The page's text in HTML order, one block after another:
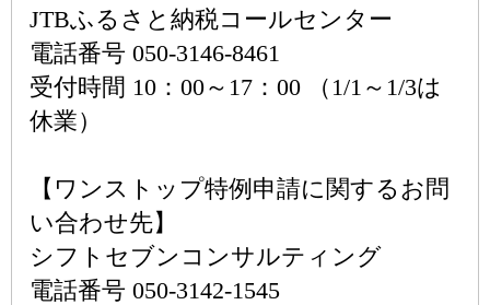
JTBふるさと納税コールセンター
電話番号 050-3146-8461
受付時間 10：00～17：00 （1/1～1/3は
休業）
【ワンストップ特例申請に関するお問
い合わせ先】
シフトセブンコンサルティング
電話番号 050-3142-1545